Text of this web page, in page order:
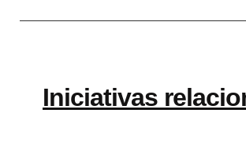
Iniciativas